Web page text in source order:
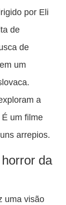
por Eli
de
de
um
a
um filme
arrepios.
da
uma visão